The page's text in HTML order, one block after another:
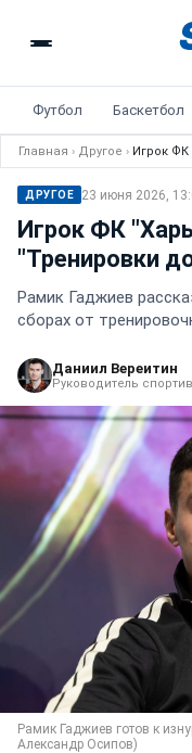
Футбол Баскетбол
Главная › Другое › Игрок ФК
ДРУГОЕ 23 июня 2026,
Игрок ФК
"Тренировки
Рамик Гаджиев
сборах от
Даниил Вереитин
Руководитель
Рамик Гаджиев готов к
Александр Осипов)